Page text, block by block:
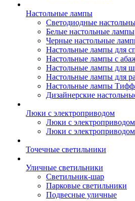
Настольные лампы
Светодиодные
Белые настольные лампы
Черные настольные
Настольные лампы для
Настольные лампы с
Настольные лампы для
Настольные лампы для
Настольные лампы
Дизайнерские
Люки с электроприводом
Люки с
Люки с электроприводом
Точечные светильники
Уличные светильники
Светильник-шар
Парковые светильники
Подвесные уличные